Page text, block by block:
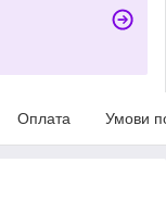
Оплата Умови